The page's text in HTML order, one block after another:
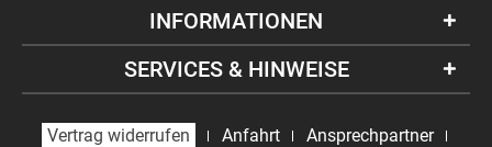
INFORMATIONEN
SERVICES & HINWEISE
Vertrag widerrufen Anfahrt
Ansprechpartner